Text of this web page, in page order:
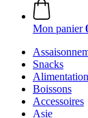
Mon panier
Snacks
Alimentation
Boissons
Accessoires
Asie